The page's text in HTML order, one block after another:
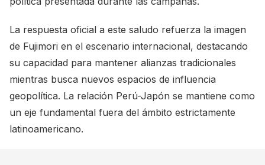
La respuesta oficial a este saludo refuerza la imagen
de Fujimori en el escenario internacional, destacando
su capacidad para mantener alianzas tradicionales
mientras busca nuevos espacios de influencia
geopolítica. La relación Perú-Japón se mantiene como
un eje fundamental fuera del ámbito estrictamente
latinoamericano.